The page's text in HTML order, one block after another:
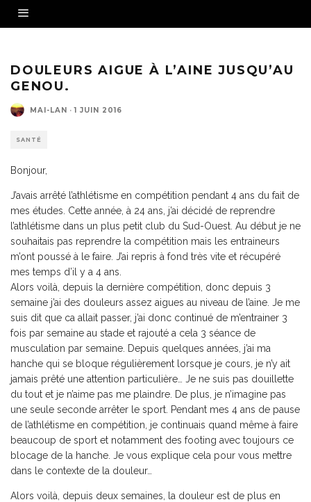
DOULEURS AIGUE À L’AINE JUSQU’AU
GENOU.
MAI-LAN · 1 JUIN 2016
SANTÉ
Bonjour,
J’avais arrêté l’athlétisme en compétition pendant 4 ans du fait de
mes études. Cette année, à 24 ans, j’ai décidé de reprendre
l’athlétisme dans un plus petit club du Sud-Ouest. Au début je ne
souhaitais pas reprendre la compétition mais les entraineurs
m’ont poussé à le faire. J’ai repris à fond très vite et récupéré
mes temps d’il y a 4 ans.
Alors voilà, depuis la dernière compétition, donc depuis 3
semaine j’ai des douleurs assez aigues au niveau de l’aine. Je me
suis dit que ca allait passer, j’ai donc continué de m’entrainer 3
fois par semaine au stade et rajouté a cela 3 séance de
musculation par semaine. Depuis quelques années, j’ai ma
hanche qui se bloque régulièrement lorsque je cours, je n’y ait
jamais prêté une attention particulière… Je ne suis pas douillette
du tout et je n’aime pas me plaindre. De plus, je n’imagine pas
une seule seconde arrêter le sport. Pendant mes 4 ans de pause
de l’athlétisme en compétition, je continuais quand même à faire
beaucoup de sport et notamment des footing avec toujours ce
blocage de la hanche. Je vous explique cela pour vous mettre
dans le contexte de la douleur…
Alors voilà, depuis deux semaines, la douleur est de plus en